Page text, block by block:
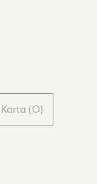
Karta (0)